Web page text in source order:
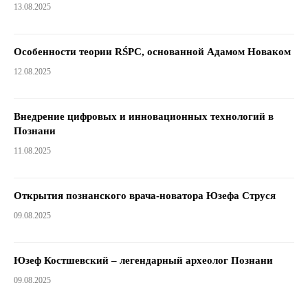
13.08.2025
Особенности теории RŚPC, основанной Адамом Новаком
12.08.2025
Внедрение цифровых и инновационных технологий в
Познани
11.08.2025
Открытия познанского врача-новатора Юзефа Струся
09.08.2025
Юзеф Костшевский – легендарный археолог Познани
09.08.2025